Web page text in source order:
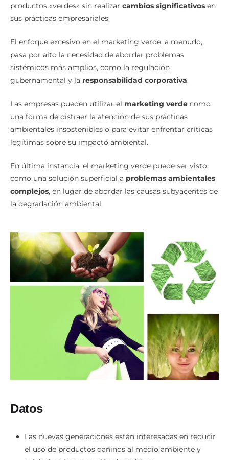
sus prácticas empresariales.
pasa por alto la necesidad de abordar problemas
sistémicos más amplios, como la regulación
gubernamental y laresponsabilidad corporativa
una forma de distraer la atención de sus prácticas
ambientales insostenibles o para evitar enfrentar críticas
legítimas sobre su impacto ambiental.
como una solución superficial aproblemas ambientales
complejos , en lugar de abordar las causas subyacentes de
la degradación ambiental.
el uso de productos dañinos al medio ambiente y
minimizar la generación de residuos.